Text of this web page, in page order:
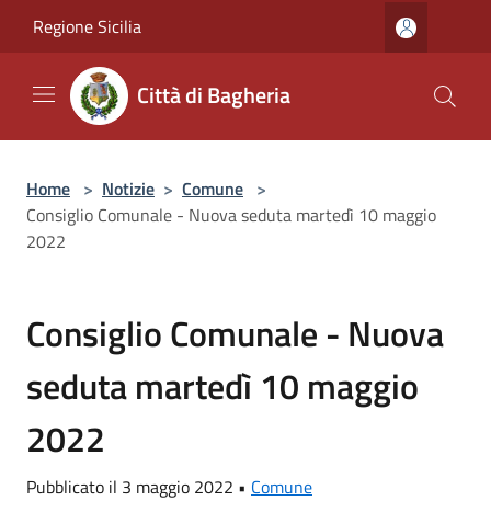
Regione Sicilia
Città di Bagheria
Home > Notizie > Comune >
Consiglio Comunale - Nuova seduta martedì 10 maggio
2022
Consiglio Comunale - Nuova
seduta martedì 10 maggio
2022
Pubblicato il 3 maggio 2022 • Comune